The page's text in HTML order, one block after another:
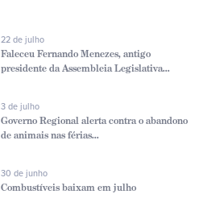
22 de julho
Faleceu Fernando Menezes, antigo
presidente da Assembleia Legislativa...
3 de julho
Governo Regional alerta contra o abandono
de animais nas férias...
30 de junho
Combustíveis baixam em julho